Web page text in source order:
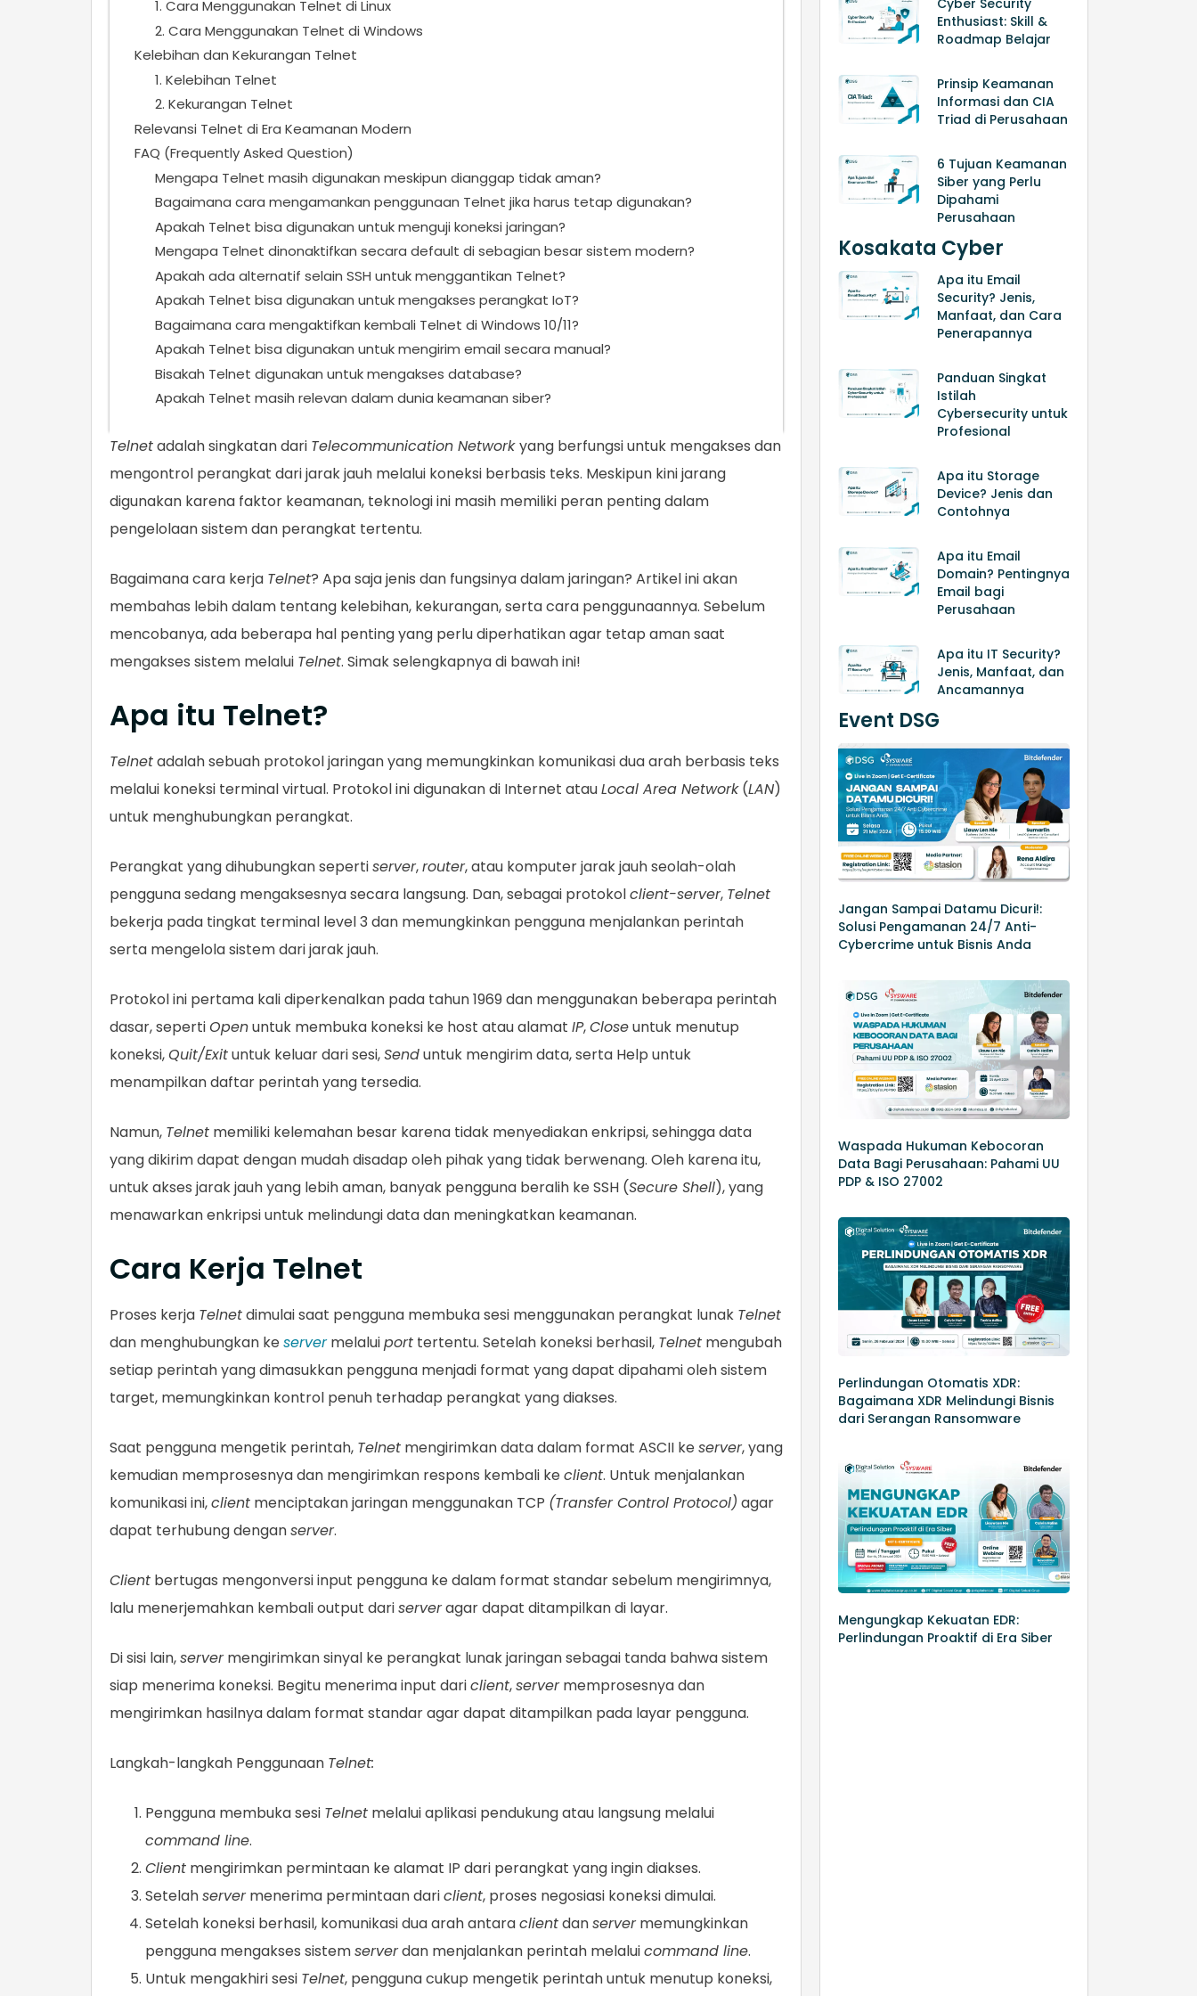
1. Cara Menggunakan Telnet di Linux
2. Cara Menggunakan Telnet di Windows
Kelebihan dan Kekurangan Telnet
1. Kelebihan Telnet
2. Kekurangan Telnet
Relevansi Telnet di Era Keamanan Modern
FAQ (Frequently Asked Question)
Mengapa Telnet masih digunakan meskipun dianggap tidak aman?
Bagaimana cara mengamankan penggunaan Telnet jika harus tetap digunakan?
Apakah Telnet bisa digunakan untuk menguji koneksi jaringan?
Mengapa Telnet dinonaktifkan secara default di sebagian besar sistem modern?
Apakah ada alternatif selain SSH untuk menggantikan Telnet?
Apakah Telnet bisa digunakan untuk mengakses perangkat IoT?
Bagaimana cara mengaktifkan kembali Telnet di Windows 10/11?
Apakah Telnet bisa digunakan untuk mengirim email secara manual?
Bisakah Telnet digunakan untuk mengakses database?
Apakah Telnet masih relevan dalam dunia keamanan siber?
Telnetadalah singkatan dari Telecommunication Networkyang berfungsi untuk mengakses dan
mengontrol perangkat dari jarak jauh melalui koneksi berbasis teks. Meskipun kini jarang
digunakan karena faktor keamanan, teknologi ini masih memiliki peran penting dalam
pengelolaan sistem dan perangkat tertentu.
Bagaimana cara kerja Telnet? Apa saja jenis dan fungsinya dalam jaringan? Artikel ini akan
membahas lebih dalam tentang kelebihan, kekurangan, serta cara penggunaannya. Sebelum
mencobanya, ada beberapa hal penting yang perlu diperhatikan agar tetap aman saat
mengakses sistem melalui Telnet. Simak selengkapnya di bawah ini!
Apa itu Telnet?
Telnetadalah sebuah protokol jaringan yang memungkinkan komunikasi dua arah berbasis teks
melalui koneksi terminal virtual. Protokol ini digunakan di Internet atauLocal Area Network(LAN)
untuk menghubungkan perangkat.
Perangkat yang dihubungkan sepertiserver,router, atau komputer jarak jauh seolah-olah
pengguna sedang mengaksesnya secara langsung. Dan, sebagai protokolclient-server, Telnet
bekerja pada tingkat terminal level 3 dan memungkinkan pengguna menjalankan perintah
serta mengelola sistem dari jarak jauh.
Protokol ini pertama kali diperkenalkan pada tahun 1969 dan menggunakan beberapa perintah
dasar, sepertiOpenuntuk membuka koneksi ke host atau alamat IP,Closeuntuk menutup
koneksi,Quit/Exituntuk keluar dari sesi,Senduntuk mengirim data, serta Help untuk
menampilkan daftar perintah yang tersedia.
Namun, Telnet memiliki kelemahan besar karena tidak menyediakan enkripsi, sehingga data
yang dikirim dapat dengan mudah disadap oleh pihak yang tidak berwenang. Oleh karena itu,
untuk akses jarak jauh yang lebih aman, banyak pengguna beralih ke SSH (Secure Shell), yang
menawarkan enkripsi untuk melindungi data dan meningkatkan keamanan.
Cara Kerja Telnet
Proses kerja Telnetdimulai saat pengguna membuka sesi menggunakan perangkat lunak Telnet
dan menghubungkan keservermelaluiport tertentu. Setelah koneksi berhasil, Telnet mengubah
setiap perintah yang dimasukkan pengguna menjadi format yang dapat dipahami oleh sistem
target, memungkinkan kontrol penuh terhadap perangkat yang diakses.
Saat pengguna mengetik perintah, Telnet mengirimkan data dalam format ASCII keserver, yang
kemudian memprosesnya dan mengirimkan respons kembali keclient. Untuk menjalankan
komunikasi ini,client menciptakan jaringan menggunakan TCP (Transfer Control Protocol) agar
dapat terhubung denganserver.
Client bertugas mengonversi input pengguna ke dalam format standar sebelum mengirimnya,
lalu menerjemahkan kembali output dariserveragar dapat ditampilkan di layar.
Di sisi lain,servermengirimkan sinyal ke perangkat lunak jaringan sebagai tanda bahwa sistem
siap menerima koneksi. Begitu menerima input dariclient,servermemprosesnya dan
mengirimkan hasilnya dalam format standar agar dapat ditampilkan pada layar pengguna.
Langkah-langkah Penggunaan Telnet:
Pengguna membuka sesi Telnet melalui aplikasi pendukung atau langsung melalui
command line.
Client mengirimkan permintaan ke alamat IP dari perangkat yang ingin diakses.
Setelahservermenerima permintaan dariclient, proses negosiasi koneksi dimulai.
Setelah koneksi berhasil, komunikasi dua arah antaraclientdanservermemungkinkan
pengguna mengakses sistemserverdan menjalankan perintah melaluicommand line.
Untuk mengakhiri sesi Telnet, pengguna cukup mengetik perintah untuk menutup koneksi,
Cyber Security
Enthusiast: Skill &
Roadmap Belajar
Prinsip Keamanan
Informasi dan CIA
Triad di Perusahaan
6 Tujuan Keamanan
Siber yang Perlu
Dipahami
Perusahaan
Kosakata Cyber
Apa itu Email
Security? Jenis,
Manfaat, dan Cara
Penerapannya
Panduan Singkat
Istilah
Cybersecurity untuk
Profesional
Apa itu Storage
Device? Jenis dan
Contohnya
Apa itu Email
Domain? Pentingnya
Email bagi
Perusahaan
Apa itu IT Security?
Jenis, Manfaat, dan
Ancamannya
Event DSG
Jangan Sampai Datamu Dicuri!:
Solusi Pengamanan 24/7 Anti-
Cybercrime untuk Bisnis Anda
Waspada Hukuman Kebocoran
Data Bagi Perusahaan: Pahami UU
PDP & ISO 27002
Perlindungan Otomatis XDR:
Bagaimana XDR Melindungi Bisnis
dari Serangan Ransomware
Mengungkap Kekuatan EDR:
Perlindungan Proaktif di Era Siber